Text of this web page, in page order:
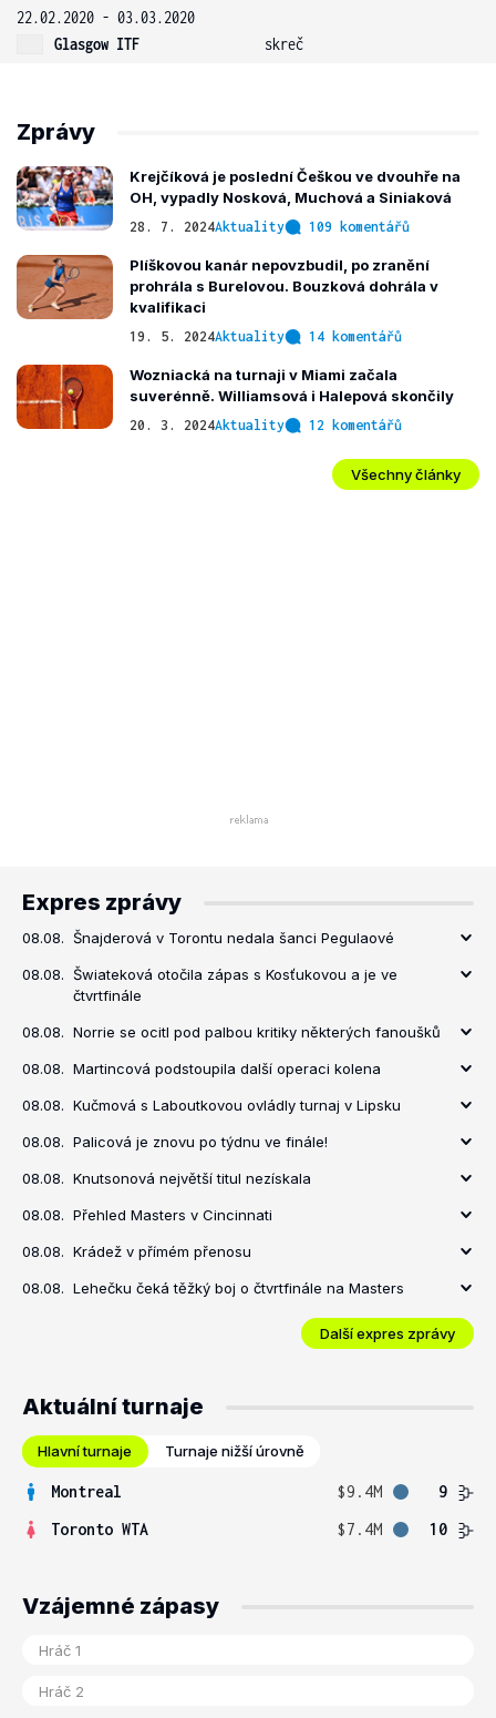
22.02.2020 - 03.03.2020
Glasgow ITF
skreč
Zprávy
Krejčíková je poslední Češkou ve dvouhře na
OH, vypadly Nosková, Muchová a Siniaková
28. 7. 2024Aktuality 109 komentářů
Plíškovou kanár nepovzbudil, po zranění
prohrála s Burelovou. Bouzková dohrála v
kvalifikaci
19. 5. 2024Aktuality 14 komentářů
Wozniacká na turnaji v Miami začala
suverénně. Williamsová i Halepová skončily
20. 3. 2024Aktuality 12 komentářů
Všechny články
Expres zprávy
08.08. Šnajderová v Torontu nedala šanci Pegulaové
08.08. Šwiateková otočila zápas s Kosťukovou a je ve
čtvrtfinále
08.08. Norrie se ocitl pod palbou kritiky některých fanoušků
08.08. Martincová podstoupila další operaci kolena
08.08. Kučmová s Laboutkovou ovládly turnaj v Lipsku
08.08. Palicová je znovu po týdnu ve finále!
08.08. Knutsonová největší titul nezískala
08.08. Přehled Masters v Cincinnati
08.08. Krádež v přímém přenosu
08.08. Lehečku čeká těžký boj o čtvrtfinále na Masters
Další expres zprávy
Aktuální turnaje
Hlavní turnaje Turnaje nižší úrovně
Montreal $9.4M
9
Toronto WTA
$7.4M 10
Vzájemné zápasy